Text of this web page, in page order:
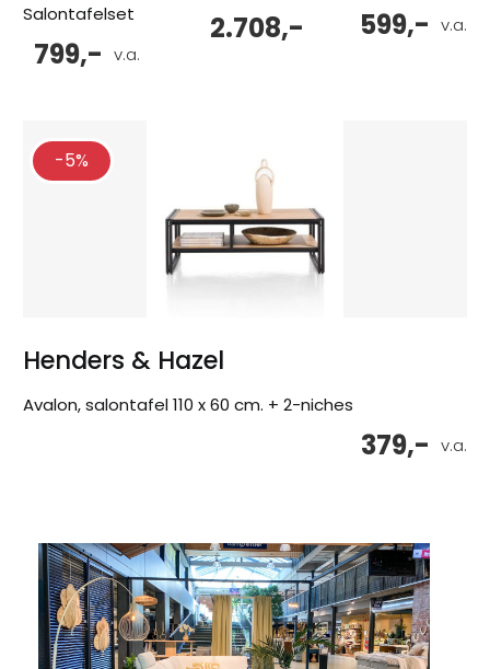
Salontafelset
v.a.
799,-
2.708,-
v.a.
599,-
-5%
Henders & Hazel
Avalon, salontafel 110 x 60 cm. + 2-niches
v.a.
379,-